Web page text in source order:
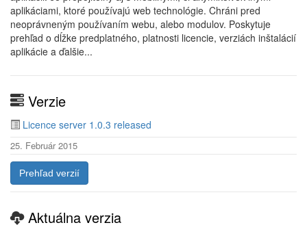
aplikáciami, ktoré používajú web technológie. Chráni pred
neoprávneným používaním webu, alebo modulov. Poskytuje
prehľad o dĺžke predplatného, platnosti licencie, verziách inštalácií
aplikácie a ďalšie...
Verzie
Licence server 1.0.3 released
25. Február 2015
Prehľad verzií
Aktuálna verzia